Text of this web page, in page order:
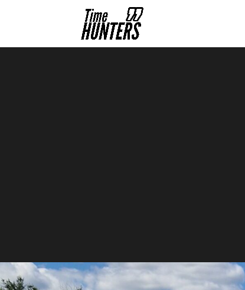
Panneau de gestion des cookies